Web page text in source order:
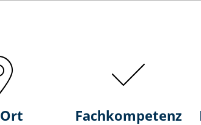
Fachkompetenz